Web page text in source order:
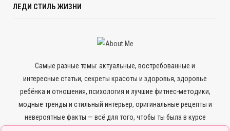
ЛЕДИ СТИЛЬ ЖИЗНИ
Самые разные темы: актуальные, востребованные и
интересные статьи, секреты красоты и здоровья, здоровье
ребёнка и отношения, психология и лучшие фитнес-методики,
модные тренды и стильный интерьер, оригинальные рецепты и
невероятные факты — всё для того, чтобы ты была в курсе